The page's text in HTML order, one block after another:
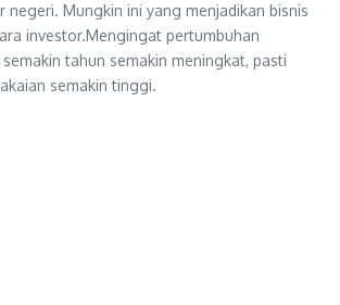
negeri. Mungkin ini yang menjadikan bisnis
investor.Mengingat pertumbuhan
tahun semakin meningkat, pasti
semakin tinggi.